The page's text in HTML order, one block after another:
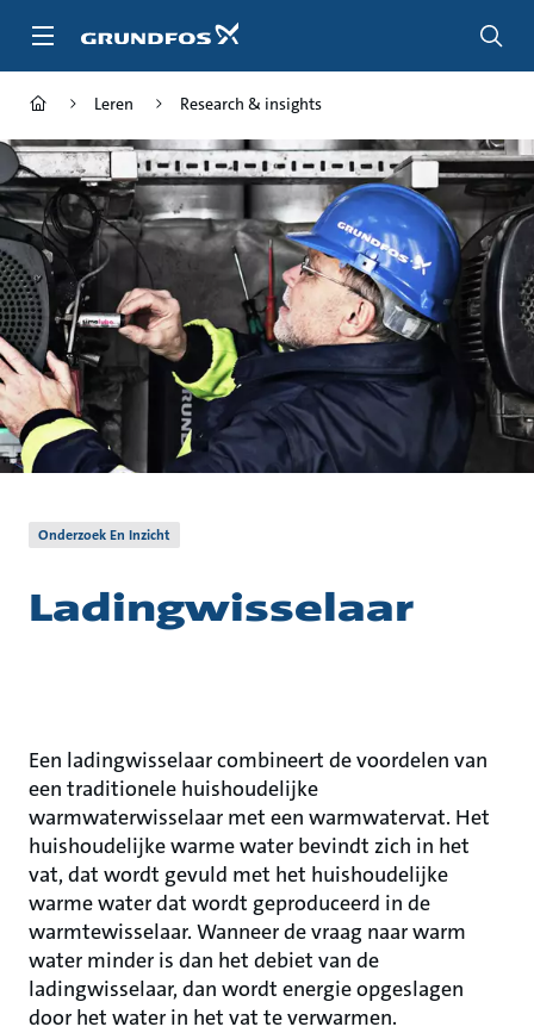
naar
Leren Research & insights
Onderzoek En Inzicht
Ladingwisselaar
Een ladingwisselaar combineert de voordelen van
een traditionele huishoudelijke
warmwaterwisselaar met een warmwatervat. Het
huishoudelijke warme water bevindt zich in het
vat, dat wordt gevuld met het huishoudelijke
warme water dat wordt geproduceerd in de
warmtewisselaar. Wanneer de vraag naar warm
water minder is dan het debiet van de
ladingwisselaar, dan wordt energie opgeslagen
door het water in het vat te verwarmen.